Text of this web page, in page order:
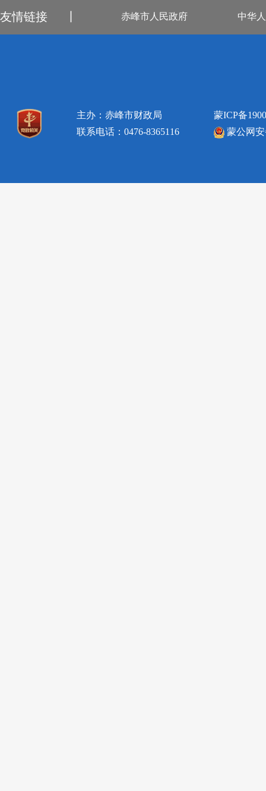
友情链接 赤峰市人民政府 中华
主办：赤峰市财政局
联系电话：0476-8365116
蒙ICP备
蒙公网安